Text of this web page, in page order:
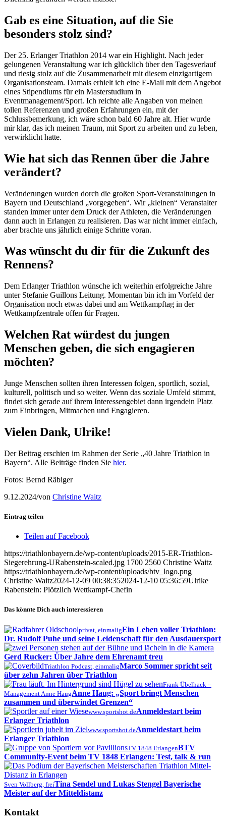
Gab es eine Situation, auf die Sie
besonders stolz sind?
Der 25. Erlanger Triathlon 2014 war ein Highlight. Nach jeder
gelungenen Veranstaltung war ich glücklich über den Tagesverlauf
und riesig stolz auf die Zusammenarbeit mit diesem einzigartigem
Organisationsteam. Damals erhielt ich eine E-Mail mit dem Angebot
eines Stipendiums für ein Masterstudium in
Eventmanagement/Sport. Ich reichte alle Angaben von meinen
tollen Referenzen und großen Erfahrungen ein, mit der
Schlussbemerkung, ich wäre schon bald 60 Jahre alt. Hier wurde
mir klar, das ich meinen Traum, mit Sport zu arbeiten und zu leben,
verwirklicht hatte.
Wie hat sich das Rennen über die Jahre
verändert?
Veränderungen wurden dorch die großen Sport-Veranstaltungen in
Bayern und Deutschland „vorgegeben“. Wir „kleinen“ Veranstalter
standen immer unter dem Druck der Athleten, die Veränderungen
dann auch in Erlangen zu realisieren. Das war nicht immer einfach,
aber brachte uns jährlich einige Schritte voran.
Was wünscht du dir für die Zukunft des
Rennens?
Dem Erlanger Triathlon wünsche ich weiterhin erfolgreiche Jahre
unter Stefanie Guillons Leitung. Momentan bin ich im Vorfeld der
Organisation noch etwas dabei und am Wettkampftag in der
Wettkampfzentrale offen für Fragen.
Welchen Rat würdest du jungen
Menschen geben, die sich engagieren
möchten?
Junge Menschen sollten ihren Interessen folgen, sportlich, sozial,
kulturell, politisch und so weiter. Wenn das soziale Umfeld stimmt,
findet sich gerade auf ihrem Interessengebiet dann irgendein Platz
zum Einbringen, Mitmachen und Engagieren.
Vielen Dank, Ulrike!
Der Beitrag erschien im Rahmen der Serie „40 Jahre Triathlon in
Bayern“. Alle Beiträge finden Sie hier.
Fotos: Bernd Räbiger
9.12.2024/von Christine Waitz
Eintrag teilen
Teilen auf Facebook
https://triathlonbayern.de/wp-content/uploads/2015-ER-Triathlon-
Siegerehrung-URabenstein-scaled.jpg 1700 2560 Christine Waitz
https://triathlonbayern.de/wp-content/uploads/btv_logo.png
Christine Waitz2024-12-09 00:38:352024-12-10 05:36:59Ulrike
Rabenstein: Plötzlich Wettkampf-Chefin
Das könnte Dich auch interessieren
privat, einmaligEin Leben voller Triathlon:
Dr. Rudolf Puhe und seine Leidenschaft für den Ausdauersport
Gerd Rucker: Über Jahre dem Ehrenamt treu
Triathlon Podcast, einmaligMarco Sommer spricht seit
über zehn Jahren über Triathlon
Frank Übelhack –
Management Anne HaugAnne Haug: „Sport bringt Menschen
zusammen und überwindet Grenzen“
www.sportshot.deAnmeldestart beim
Erlanger Triathlon
www.sportshot.deAnmeldestart beim
Erlanger Triathlon
TV 1848 ErlangenBTV
Community-Event beim TV 1848 Erlangen: Test, talk & run
Sven Vollberg, freiTina Sendel und Lukas Stengel Bayerische
Meister auf der Mitteldistanz
Kontakt